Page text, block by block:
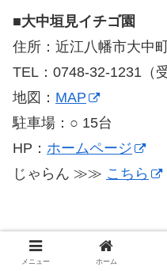
■大中垣見イチゴ園
住所：近江八幡市大中
TEL：0748-32-1231（
地図： MAP
駐車場：○ 15台
HP： ホームページ
じゃらん ≫≫ こちら
■ファットリアたけぽ
メニュー ホーム